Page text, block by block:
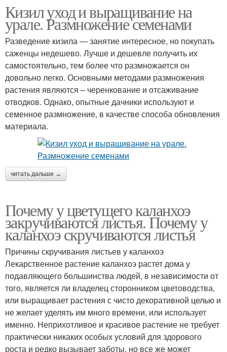
Кизил уход и выращивание на
урале. Размножение семенами
Разведение кизила — занятие интересное, но покупать
саженцы недешево. Лучше и дешевле получить их
самостоятельно, тем более что размножается он
довольно легко. Основными методами размножения
растения являются – черенкование и отсаживание
отводков. Однако, опытные дачники используют и
семенное размножение, в качестве способа обновления
материала.
читать дальше →
Почему у цветущего каланхоэ
закручиваются листья. Почему у
каланхоэ скручиваются листья
Причины скручивания листьев у каланхоэ
Лекарственное растение каланхоэ растет дома у
подавляющего большинства людей, в независимости от
того, является ли владелец сторонником цветоводства,
или выращивает растения с чисто декоративной целью и
не желает уделять им много времени, или использует
именно. Неприхотливое и красивое растение не требует
практически никаких особых условий для здорового
роста и редко вызывает заботы, но все же может